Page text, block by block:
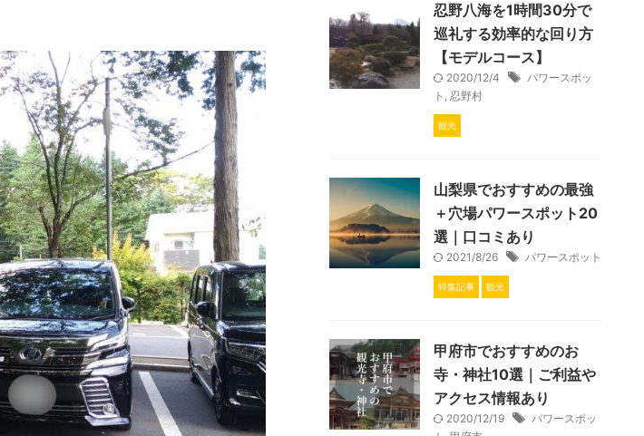
忍野八海を1時間30分で
巡礼する効率的な回り方
【モデルコース】
2020/12/4
パワースポッ
ト , 忍野村
観光
山梨県でおすすめの最強
＋穴場パワースポット20
選｜口コミあり
2021/8/26 パワースポット
特集記事 観光
甲府市でおすすめのお
寺・神社10選｜ご利益や
アクセス情報あり
2020/12/19
パワースポッ